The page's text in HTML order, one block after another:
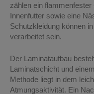
zählen ein
Innenfutter sowie eine
Schutzkleidung können
verarbeitet sein.
Der Laminataufbau
Laminatschicht und
Methode liegt in dem
Atmungsaktivität. Ein